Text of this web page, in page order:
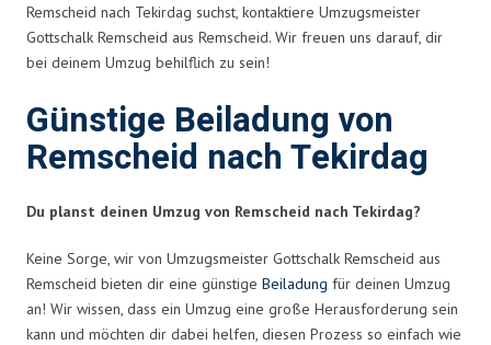
Remscheid nach Tekirdag suchst, kontaktiere Umzugsmeister
Gottschalk Remscheid aus Remscheid. Wir freuen uns darauf, dir
bei deinem Umzug behilflich zu sein!
Günstige Beiladung von
Remscheid nach Tekirdag
Du planst deinen Umzug von Remscheid nach Tekirdag?
Keine Sorge, wir von Umzugsmeister Gottschalk Remscheid aus
Remscheid bieten dir eine günstige Beiladung für deinen Umzug
an! Wir wissen, dass ein Umzug eine große Herausforderung sein
kann und möchten dir dabei helfen, diesen Prozess so einfach wie